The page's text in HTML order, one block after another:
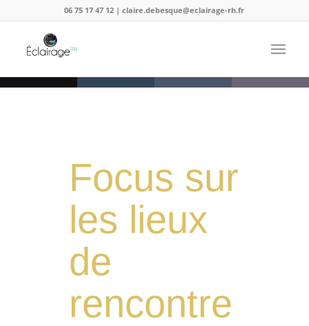
06 75 17 47 12 | claire.debesque@eclairage-rh.fr
Focus sur
les lieux
de
rencontre